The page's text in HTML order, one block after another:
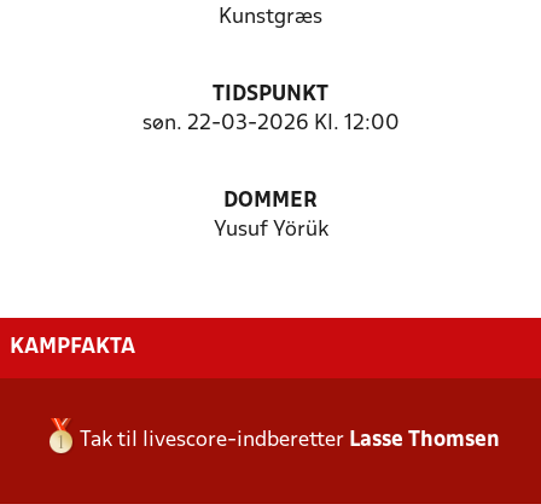
Kunstgræs
TIDSPUNKT
søn. 22-03-2026 Kl. 12:00
DOMMER
Yusuf Yörük
KAMPFAKTA
Tak til livescore-indberetter Lasse Thomsen